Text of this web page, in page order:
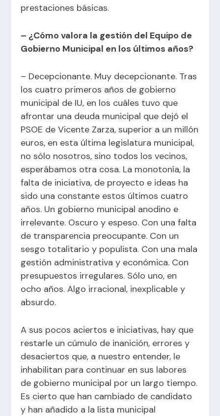
prestaciones básicas.
– ¿Cómo valora la gestión del Equipo de
Gobierno Municipal en los últimos años?
– Decepcionante. Muy decepcionante. Tras
los cuatro primeros años de gobierno
municipal de IU, en los cuáles tuvo que
afrontar una deuda municipal que dejó el
PSOE de Vicente Zarza, superior a un millón
euros, en esta última legislatura municipal,
no sólo nosotros, sino todos los vecinos,
esperábamos otra cosa. La monotonía, la
falta de iniciativa, de proyecto e ideas ha
sido una constante estos últimos cuatro
años. Un gobierno municipal anodino e
irrelevante. Oscuro y espeso. Con una falta
de transparencia preocupante. Con un
sesgo totalitario y populista. Con una mala
gestión administrativa y económica. Con
presupuestos irregulares. Sólo uno, en
ocho años. Algo irracional, inexplicable y
absurdo.
A sus pocos aciertos e iniciativas, hay que
restarle un cúmulo de inanición, errores y
desaciertos que, a nuestro entender, le
inhabilitan para continuar en sus labores
de gobierno municipal por un largo tiempo.
Es cierto que han cambiado de candidato
y han añadido a la lista municipal